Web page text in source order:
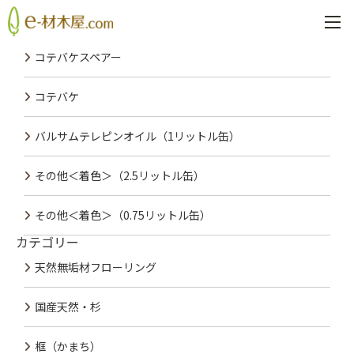
PREV
NEXT
最近の投稿
コテバケスペアー
コテバケ
バルサムテレピンオイル（1リットル缶）
その他＜着色＞（2.5リットル缶）
その他＜着色＞（0.75リットル缶）
カテゴリー
天然無垢材フローリング
国産天然・杉
框（かまち）